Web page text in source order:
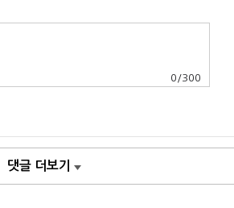
0 /300
댓글 더보기